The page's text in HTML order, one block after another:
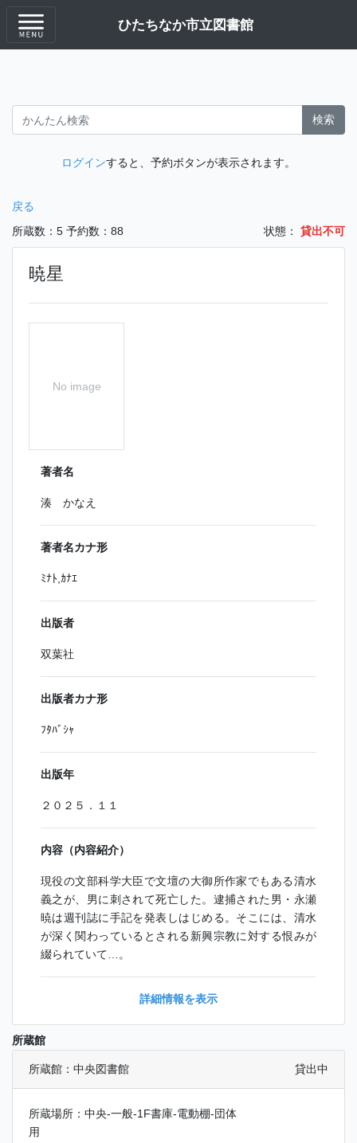
ひたちなか市立図書館
検索
ログインすると、予約ボタンが表示されます。
戻る
所蔵数：5 予約数：88 状態： 貸出不可
暁星
No image
著者名
湊 かなえ
著者名カナ形
ﾐﾅﾄ,ｶﾅｴ
出版者
双葉社
出版者カナ形
ﾌﾀﾊﾞｼｬ
出版年
２０２５．１１
内容（内容紹介）
現役の文部科学大臣で文壇の大御所作家でもある清水
義之が、男に刺されて死亡した。逮捕された男・永瀬
暁は週刊誌に手記を発表しはじめる。そこには、清水
が深く関わっているとされる新興宗教に対する恨みが
綴られていて…。
詳細情報を表示
所蔵館
所蔵館：中央図書館 貸出中
所蔵場所：中央-一般-1F書庫-電動棚-団体
用